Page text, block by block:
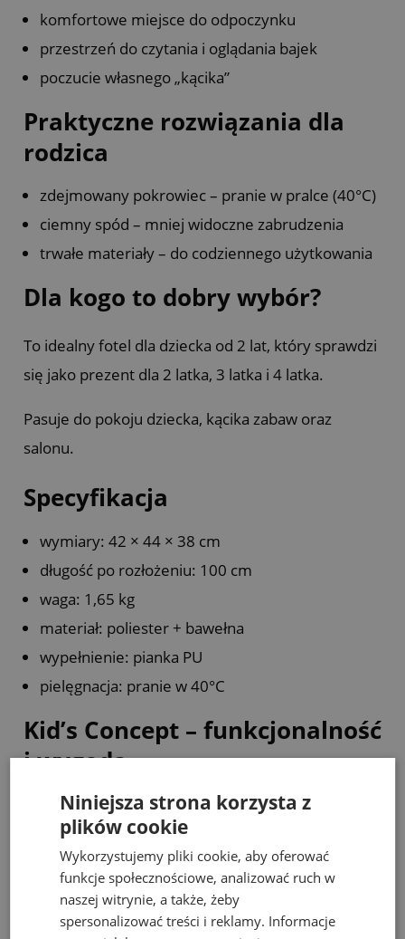
komfortowe miejsce do odpoczynku
przestrzeń do czytania i oglądania bajek
poczucie własnego „kącika”
Praktyczne rozwiązania dla
rodzica
zdejmowany pokrowiec – pranie w pralce (40°C)
ciemny spód – mniej widoczne zabrudzenia
trwałe materiały – do codziennego użytkowania
Dla kogo to dobry wybór?
To idealny fotel dla dziecka od 2 lat, który sprawdzi
się jako prezent dla 2 latka, 3 latka i 4 latka.
Pasuje do pokoju dziecka, kącika zabaw oraz
salonu.
Specyfikacja
wymiary: 42 × 44 × 38 cm
długość po rozłożeniu: 100 cm
waga: 1,65 kg
materiał: poliester + bawełna
wypełnienie: pianka PU
pielęgnacja: pranie w 40°C
Kid’s Concept – funkcjonalność
i wygoda
Kid’s Concept tworzy produkty, które łączą
komfort, trwałość i prosty, ponadczasowy design.
Postaw na wygodę, która sprawdzi się każdego
dnia – dla dziecka i dla Ciebie.
Niniejsza strona korzysta z
plików cookie
Wykorzystujemy pliki cookie, aby oferować
funkcje społecznościowe, analizować ruch w
naszej witrynie, a także, żeby
spersonalizować treści i reklamy. Informacje